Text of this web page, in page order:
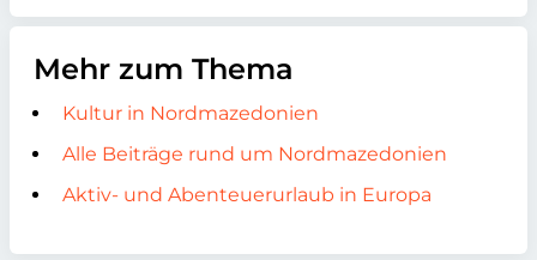
Mehr zum Thema
Kultur in Nordmazedonien
Alle Beiträge rund um Nordmazedonien
Aktiv- und Abenteuerurlaub in Europa